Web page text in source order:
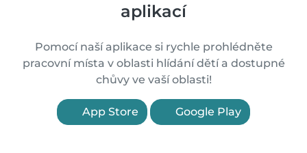
aplikací
Pomocí naší aplikace si rychle prohlédněte
pracovní místa v oblasti hlídání dětí a dostupné
chůvy ve vaší oblasti!
App Store Google Play